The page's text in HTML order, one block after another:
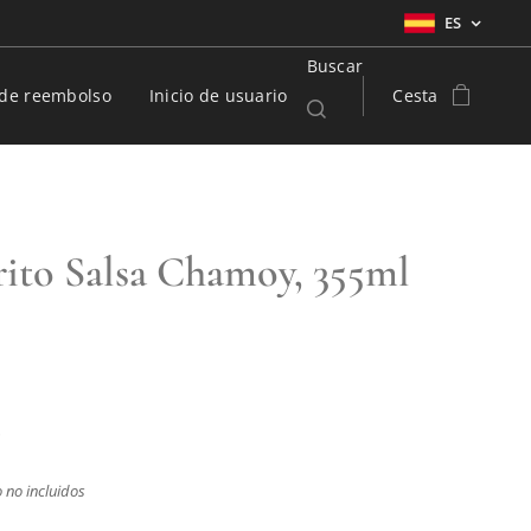
ES
reembolso Inicio de usuario
Buscar
Cesta
Salsa Chamoy, 355ml
no incluidos